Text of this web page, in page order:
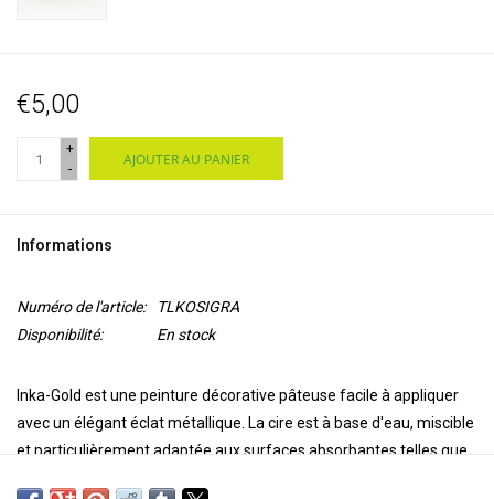
€5,00
+
-
AJOUTER AU PANIER
Informations
Numéro de l'article:
TLKOSIGRA
Disponibilité:
En stock
Inka-Gold est une peinture décorative pâteuse facile à appliquer
avec un élégant éclat métallique. La cire est à base d'eau, miscible
et particulièrement adaptée aux surfaces absorbantes telles que